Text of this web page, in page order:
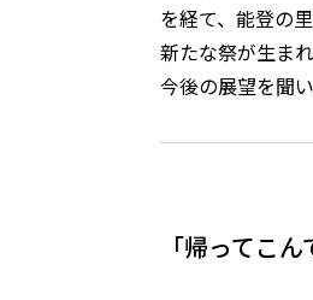
を経て、能登の
新たな祭が生ま
今後の展望を聞い
「帰ってこ